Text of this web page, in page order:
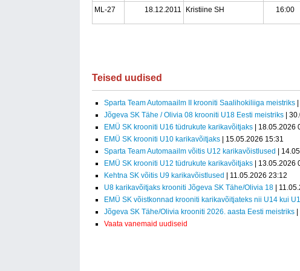
ML-27 18.12.2011 Kristiine SH 16:00
Teised uudised
Sparta Team Automaailm II krooniti Saalihokiliiga meistriks
Jõgeva SK Tähe / Olivia 08 krooniti U18 Eesti meistriks |
EMÜ SK krooniti U16 tüdrukute karikavõitjaks | 18.05.2026
EMÜ SK krooniti U10 karikavõitjaks | 15.05.2026 15:31
Sparta Team Automaailm võitis U12 karikavõistlused
|
EMÜ SK krooniti U12 tüdrukute karikavõitjaks | 13.05.2026
Kehtna SK võitis U9 karikavõistlused
| 11.05.2026 23:12
U8 karikavõitjaks krooniti Jõgeva SK Tähe/Olivia 18 |
EMÜ SK võistkonnad krooniti karikavõitjateks nii U14 kui
Jõgeva SK Tähe/Olivia krooniti 2026. aasta Eesti meistriks
Vaata vanemaid uudiseid